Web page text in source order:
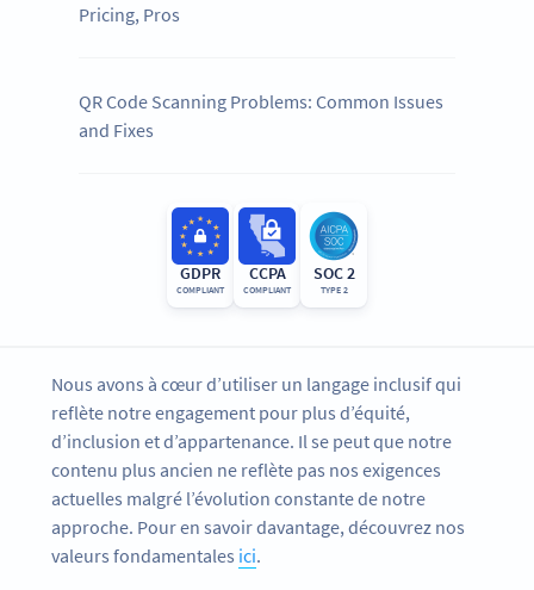
Pricing, Pros
QR Code Scanning Problems: Common Issues
and Fixes
GDPR
COMPLIANT
CCPA
COMPLIANT
SOC 2
TYPE 2
Nous avons à cœur d’utiliser un langage inclusif qui
reflète notre engagement pour plus d’équité,
d’inclusion et d’appartenance. Il se peut que notre
contenu plus ancien ne reflète pas nos exigences
actuelles malgré l’évolution constante de notre
approche. Pour en savoir davantage, découvrez nos
valeurs fondamentales ici.